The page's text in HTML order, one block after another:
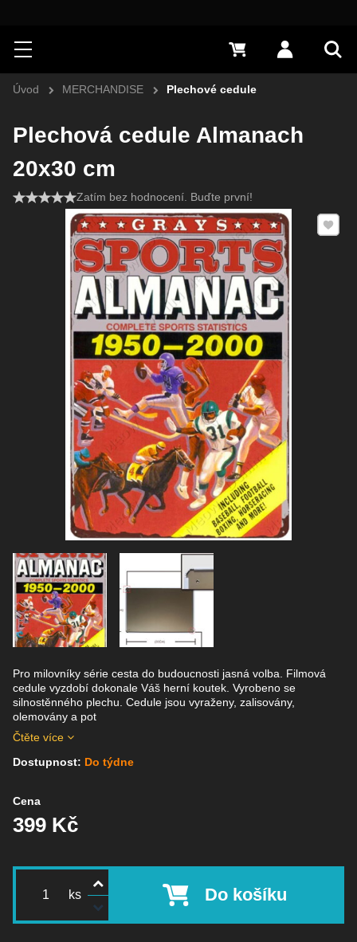
Hledat
Menu Přihlásit
0 Kč
Úvod MERCHANDISE Plechové cedule
Plechová cedule Almanach
20x30 cm
Pro milovníky série cesta do budoucnosti jasná volba. Filmová
cedule vyzdobí dokonale Váš herní koutek. Vyrobeno se
silnostěnného plechu. Cedule jsou vyraženy, zalisovány,
olemovány a pot
Čtěte více
Zatím bez hodnocení. Buďte první!
Přidat
Dostupnost: Do týdne
Cena
399 Kč
ks Do košíku